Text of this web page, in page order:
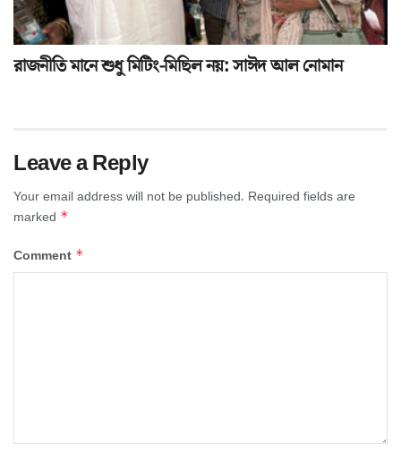
রাজনীতি মানে শুধু মিটিং-মিছিল নয়: সাঈদ আল নোমান
Leave a Reply
Your email address will not be published. Required fields are
marked *
Comment *